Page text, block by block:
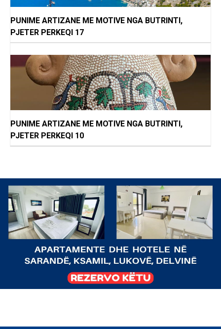
PUNIME ARTIZANE ME MOTIVE NGA BUTRINTI,
PJETER PERKEQI 17
PUNIME ARTIZANE ME MOTIVE NGA BUTRINTI,
PJETER PERKEQI 10